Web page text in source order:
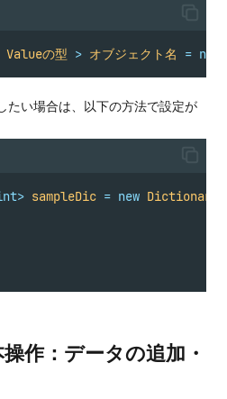
Valueの型 > オブジェクト名 = new
たい場合は、以下の方法で設定が
sampleDic = new Dictionary
作：データの追加・